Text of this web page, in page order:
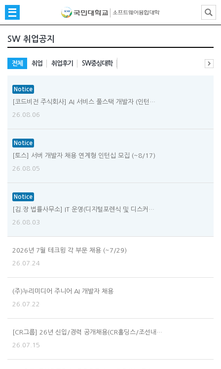
SW 취업공지
전체 취업 취업후기 SW중심대학
Notice
[코드비전 주식회사] AI 서비스 풀스택 개발자 (인턴…
26.08.06
Notice
[토스] 서버 개발자 채용 연계형 인턴십 모집 (~8/17)
26.08.05
Notice
[김.장 법률사무소] IT 운영(디지털포렌식 및 디스커…
26.08.03
2026년 7월 테크윙 각 부문 채용 (~7/29)
26.07.24
(주)누리미디어 주니어 AI 개발자 채용
26.07.22
[CR그룹] 26년 신입/경력 공개채용(CR홀딩스/조선내…
26.07.15